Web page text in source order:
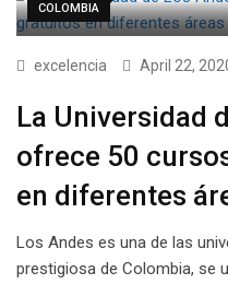
COLOMBIA
excelencia April 22,
La Universidad
ofrece 50
en diferentes
Los Andes es una de las
prestigiosa de Colombia, se